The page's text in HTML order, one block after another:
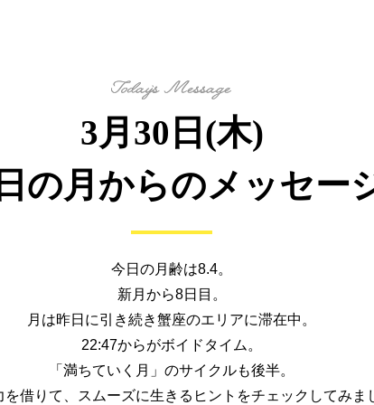
3月30日(木)
の月からのメッセー
今日の月齢は8.4。
新月から8日目。
月は昨日に引き続き蟹座のエリアに滞在中。
22:47からがボイドタイム。
「満ちていく月」のサイクルも後半。
借りて、
スムーズに生きるヒントをチェックしてみま